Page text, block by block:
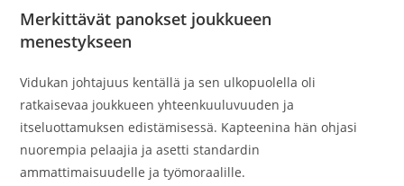
Merkittävät panokset joukkueen
menestykseen
Vidukan johtajuus kentällä ja sen ulkopuolella oli
ratkaisevaa joukkueen yhteenkuuluvuuden ja
itseluottamuksen edistämisessä. Kapteenina hän ohjasi
nuorempia pelaajia ja asetti standardin
ammattimaisuudelle ja työmoraalille.